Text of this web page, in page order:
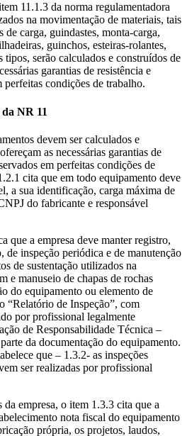
11.1.3 da norma regulamentadora
na movimentação de materiais, tais
de carga, guindastes, monta-carga,
guinchos, esteiras-rolantes,
tipos, serão calculados e construídos de
garantias de resistência e
perfeitas condições de trabalho.
NR 11
devem ser calculados e
as necessárias garantias de
em perfeitas condições de
cita que em todo equipamento deve
a sua identificação, carga máxima de
do fabricante e responsável
que a empresa deve manter registro,
inspeção periódica e de manutenção
de sustentação utilizados na
e manuseio de chapas de rochas
do equipamento ou elemento de
“Relatório de Inspeção”, com
por profissional legalmente
de Responsabilidade Técnica –
da documentação do equipamento.
que – 1.3.2- as inspeções
ser realizadas por profissional
da empresa, o item 1.3.3 cita que a
nota fiscal do equipamento
própria, os projetos, laudos,